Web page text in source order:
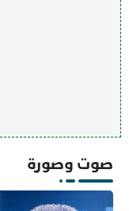
صوت وصورة